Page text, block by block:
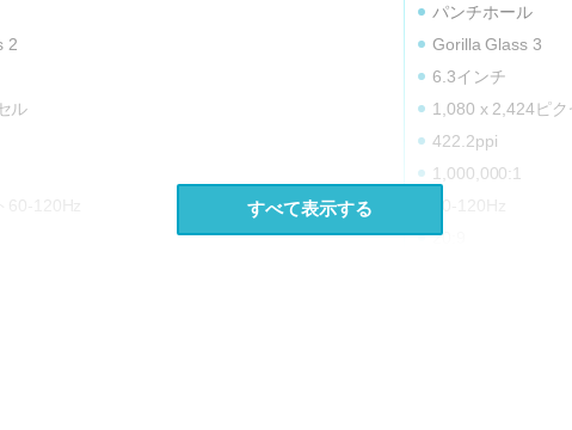
2
ル
パンチホール
Gorilla Glass 3
6.3インチ
1,080 x 2,424ピク
422.2ppi
1,000,000:1
20:9
すべて表示する